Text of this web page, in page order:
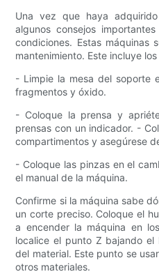
Una vez que haya
algunos consejos
condiciones. Estas máquinas
mantenimiento. Este incluye
- Limpie la mesa del soporte
fragmentos y óxido.
- Coloque la prensa y
prensas con un indicador. -
compartimentos y asegúrese
- Coloque las pinzas en el
el manual de la máquina.
Confirme si la máquina sabe
un corte preciso. Coloque el
a encender la máquina en
localice el punto Z bajando el
del material. Este punto se
otros materiales.